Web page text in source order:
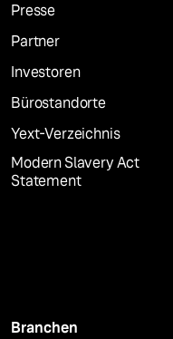
Presse
Partner
Investoren
Bürostandorte
Yext-Verzeichnis
Modern Slavery Act
Statement
Branchen